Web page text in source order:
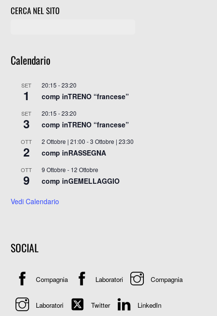
CERCA NEL SITO
Calendario
SET
1
20:15 -23:20
comp inTRENO “francese”
SET
3
20:15 -23:20
comp inTRENO “francese”
OTT
2
2 Ottobre | 21:00 -3 Ottobre | 23:30
comp inRASSEGNA
OTT
9
9 Ottobre - 12 Ottobre
comp inGEMELLAGGIO
Vedi Calendario
SOCIAL
Compagnia Laboratori Compagnia
Laboratori Twitter LinkedIn